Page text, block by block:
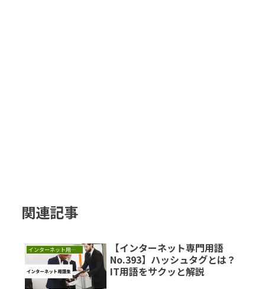
関連記事
インターネット用語集
【インターネット専門用語
No.393】ハッシュタグとは？
IT用語をサクッと解説